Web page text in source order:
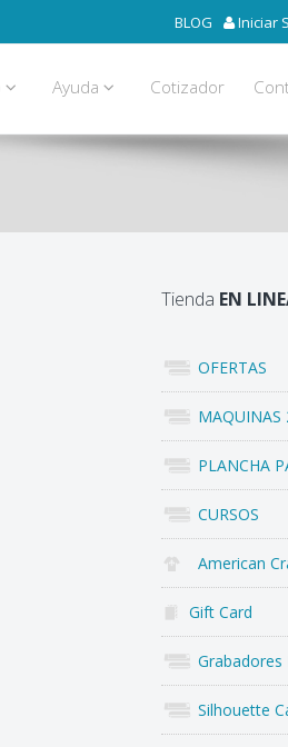
Iniciar
BLOG
Ayuda Cotizador
Tienda EN
OFERTAS
MAQUINAS
PLANCHA
CURSOS
American
Gift Card
Grabadores
Silhouette